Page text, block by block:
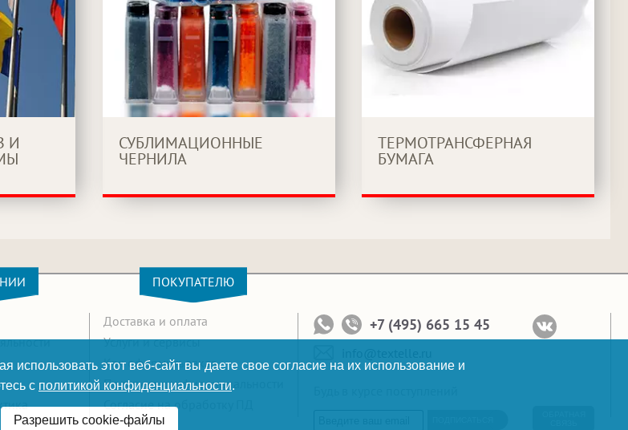
И СУБЛИМАЦИОННЫЕ
ЧЕРНИЛА
ТЕРМОТРАНСФЕРНАЯ
БУМАГА
ПОКУПАТЕЛЮ
Доставка и оплата
Услуги и сервисы
Как оформить заказ
Политика конфиденциальности
Согласие на обработку ПД
+7 (495) 665 15 45
этот веб-сайт вы даете свое согласие на их использование и
с политикой конфиденциальности.
Разрешить cookie-файлы